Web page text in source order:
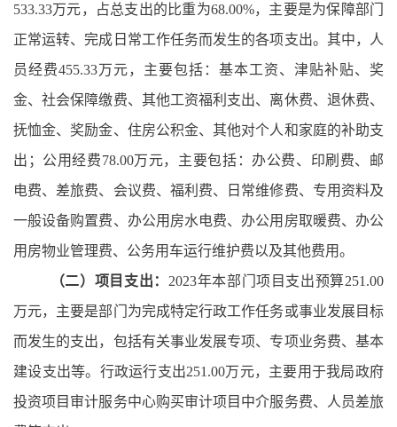
533.33万元，占总支出的比重为68.00%，主要是为保障部门
正常运转、完成日常工作任务而发生的各项支出。其中，人
员经费455.33万元，主要包括：基本工资、津贴补贴、奖
金、社会保障缴费、其他工资福利支出、离休费、退休费、
抚恤金、奖励金、住房公积金、其他对个人和家庭的补助支
出；公用经费78.00万元，主要包括：办公费、印刷费、邮
电费、差旅费、会议费、福利费、日常维修费、专用资料及
一般设备购置费、办公用房水电费、办公用房取暖费、办公
用房物业管理费、公务用车运行维护费以及其他费用。
（二）项目支出： 2023年本部门项目支出预算251.00
万元，主要是部门为完成特定行政工作任务或事业发展目标
而发生的支出，包括有关事业发展专项、专项业务费、基本
建设支出等。行政运行支出251.00万元，主要用于我局政府
投资项目审计服务中心购买审计项目中介服务费、人员差旅